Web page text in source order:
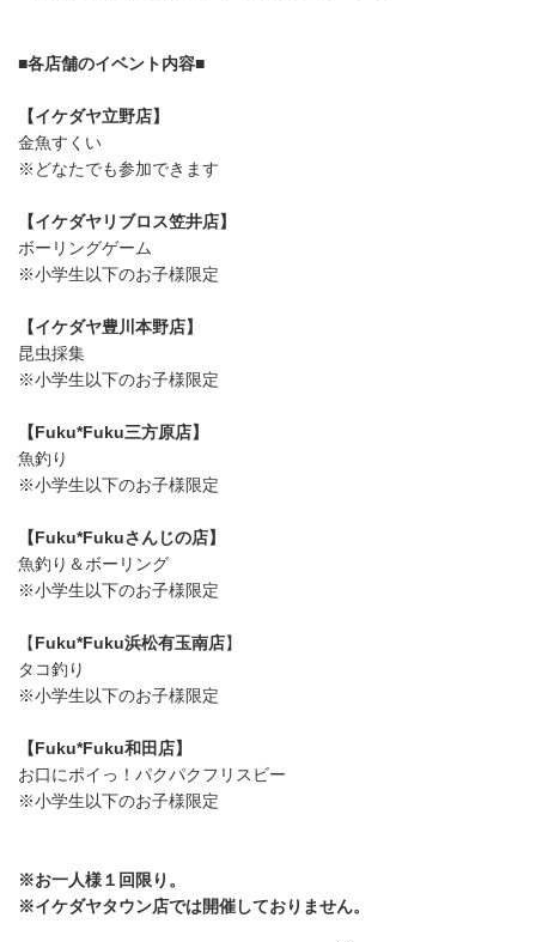
■各店舗のイベント内容■
【イケダヤ立野店】
金魚すくい
※どなたでも参加できます
【イケダヤリブロス笠井店】
ボーリングゲーム
※小学生以下のお子様限定
【イケダヤ豊川本野店】
昆虫採集
※小学生以下のお子様限定
【Fuku*Fuku三方原店】
魚釣り
※小学生以下のお子様限定
【Fuku*Fukuさんじの店】
魚釣り＆ボーリング
※小学生以下のお子様限定
【Fuku*Fuku浜松有玉南店】
タコ釣り
※小学生以下のお子様限定
【Fuku*Fuku和田店】
お口にポイっ！パクパクフリスビー
※小学生以下のお子様限定
※お一人様１回限り。
※イケダヤタウン店では開催しておりません。